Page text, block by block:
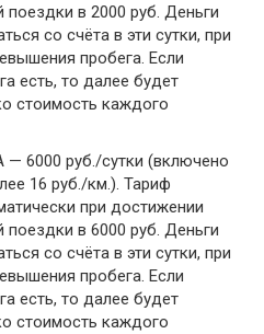
поездки в 2000 руб. Деньги
со счёта в эти сутки, при
пробега. Если
есть, то далее будет
стоимость каждого
— 6000 руб./сутки (включено
16 руб./км.). Тариф
при достижении
поездки в 6000 руб. Деньги
со счёта в эти сутки, при
пробега. Если
есть, то далее будет
стоимость каждого